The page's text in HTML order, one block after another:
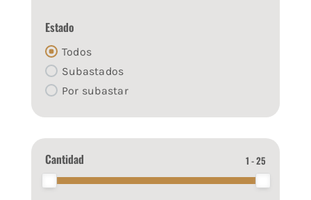
Estado
Todos
Subastados
Por subastar
Cantidad 1 - 25